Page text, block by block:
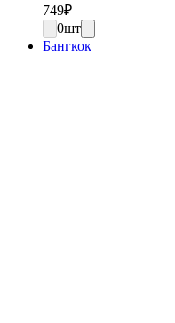
749₽
0шт
Бангкок